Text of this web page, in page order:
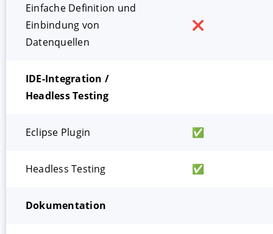
Einfache Definition und
Einbindung von
Datenquellen
❌
IDE-Integration /
Headless Testing
Eclipse Plugin ✅
Headless Testing ✅
Dokumentation